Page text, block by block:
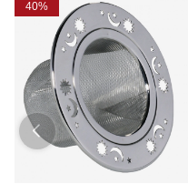
40%